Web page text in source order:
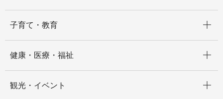
子育て・教育
健康・医療・福祉
観光・イベント